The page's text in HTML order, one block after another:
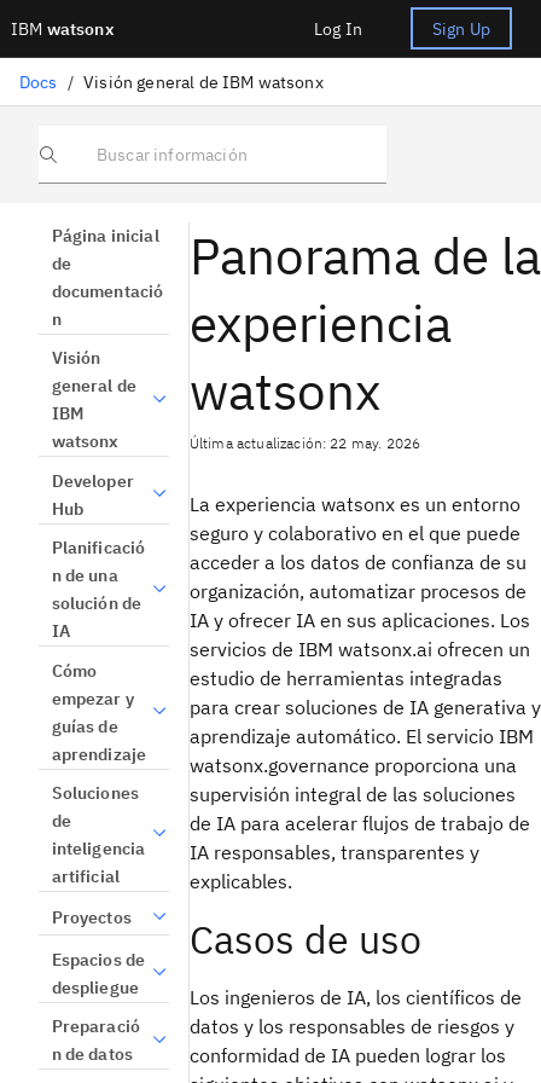
IBM watsonx Log In Sign Up
Docs / Visión general de IBM watsonx
Buscar información
Página inicial
de
documentació
n
Visión
general de
IBM
watsonx
Developer
Hub
Planificació
n de una
solución de
IA
Cómo
empezar y
guías de
aprendizaje
Soluciones
de
inteligencia
artificial
Proyectos
Espacios de
despliegue
Preparació
n de datos
Panorama de la
experiencia
watsonx
Última actualización: 22 may. 2026
La experiencia watsonx es un entorno
seguro y colaborativo en el que puede
acceder a los datos de confianza de su
organización, automatizar procesos de
IA y ofrecer IA en sus aplicaciones. Los
servicios de IBM watsonx.ai ofrecen un
estudio de herramientas integradas
para crear soluciones de IA generativa y
aprendizaje automático. El servicio IBM
watsonx.governance proporciona una
supervisión integral de las soluciones
de IA para acelerar flujos de trabajo de
IA responsables, transparentes y
explicables.
Casos de uso
Los ingenieros de IA, los científicos de
datos y los responsables de riesgos y
conformidad de IA pueden lograr los